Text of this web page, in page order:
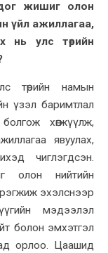
жишиг олон
үйл ажиллагаа,
нь улс төрийн
төрийн намын
үзэл баримтлал
хөгжүүлж,
явуулах,
чиглэгдсэн.
олон нийтийн
эхэлснээр
мэдээлэл
болон эмхэтгэл
орлоо. Цаашид